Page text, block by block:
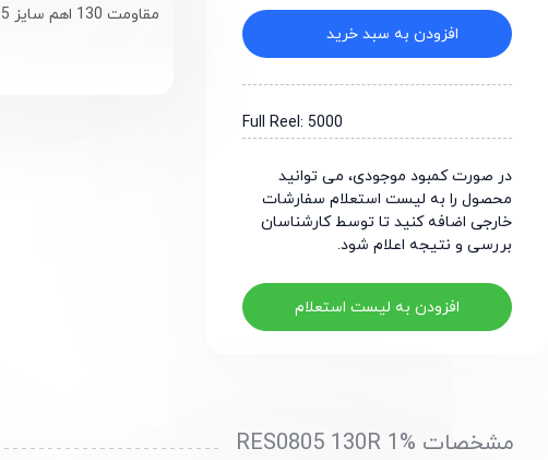
افزودن به سبد خرید
Full Reel: 5000
در صورت کمبود موجودی، می توانید
محصول را به لیست استعلام سفارشات
خارجی اضافه کنید تا توسط کارشناسان
بررسی و نتیجه اعلام شود.
افزودن به لیست استعلام
مقاومت 130 اهم سایز 0805
مشخصات RES0805 130R 1%